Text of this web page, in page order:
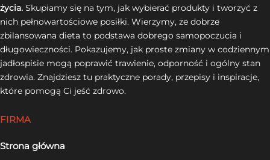
życia. Skupiamy się na tym, jak wybierać produkty i tworzyć z
nich pełnowartościowe posiłki. Wierzymy, że dobrze
zbilansowana dieta to podstawa dobrego samopoczucia i
długowieczności. Pokazujemy, jak proste zmiany w codziennym
jadłospisie mogą poprawić trawienie, odporność i ogólny stan
zdrowia. Znajdziesz tu praktyczne porady, przepisy i inspiracje,
które pomogą Ci jeść zdrowo.
FIRMA
Strona główna